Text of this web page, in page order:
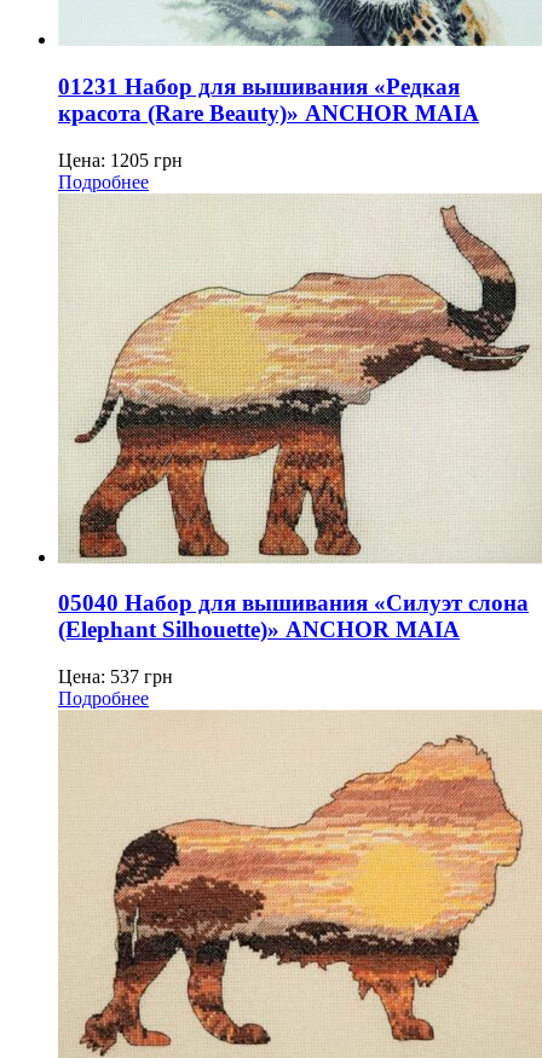
01231 Набор для вышивания «Редкая
красота (Rare Beauty)» ANCHOR MAIA
Цена: 1205 грн
Подробнее
05040 Набор для вышивания «Силуэт слона
(Elephant Silhouette)» ANCHOR MAIA
Цена: 537 грн
Подробнее